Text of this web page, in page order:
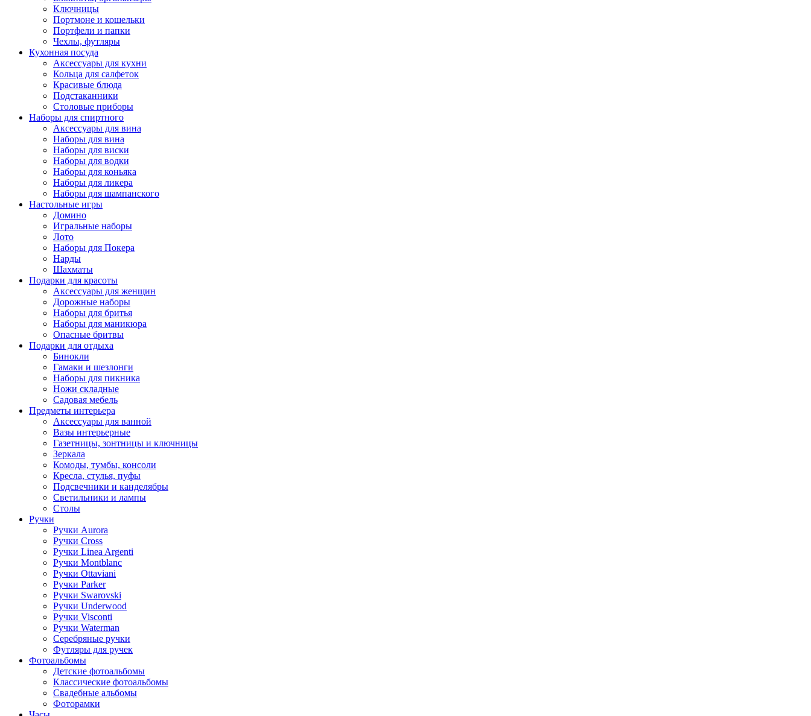
Ключницы
Портмоне и кошельки
Портфели и папки
Чехлы, футляры
Кухонная посуда
Аксессуары для кухни
Кольца для салфеток
Красивые блюда
Подстаканники
Столовые приборы
Наборы для спиртного
Аксессуары для вина
Наборы для вина
Наборы для виски
Наборы для водки
Наборы для коньяка
Наборы для ликера
Наборы для шампанского
Настольные игры
Домино
Игральные наборы
Лото
Наборы для Покера
Нарды
Шахматы
Подарки для красоты
Аксессуары для женщин
Дорожные наборы
Наборы для бритья
Наборы для маникюра
Опасные бритвы
Подарки для отдыха
Бинокли
Гамаки и шезлонги
Наборы для пикника
Ножи складные
Садовая мебель
Предметы интерьера
Аксессуары для ванной
Вазы интерьерные
Газетницы, зонтницы и ключницы
Зеркала
Комоды, тумбы, консоли
Кресла, стулья, пуфы
Подсвечники и канделябры
Светильники и лампы
Столы
Ручки
Ручки Aurora
Ручки Cross
Ручки Linea Argenti
Ручки Montblanc
Ручки Ottaviani
Ручки Parker
Ручки Swarovski
Ручки Underwood
Ручки Visconti
Ручки Waterman
Серебряные ручки
Футляры для ручек
Фотоальбомы
Детские фотоальбомы
Классические фотоальбомы
Свадебные альбомы
Фоторамки